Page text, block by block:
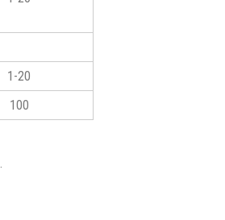
1-20
100